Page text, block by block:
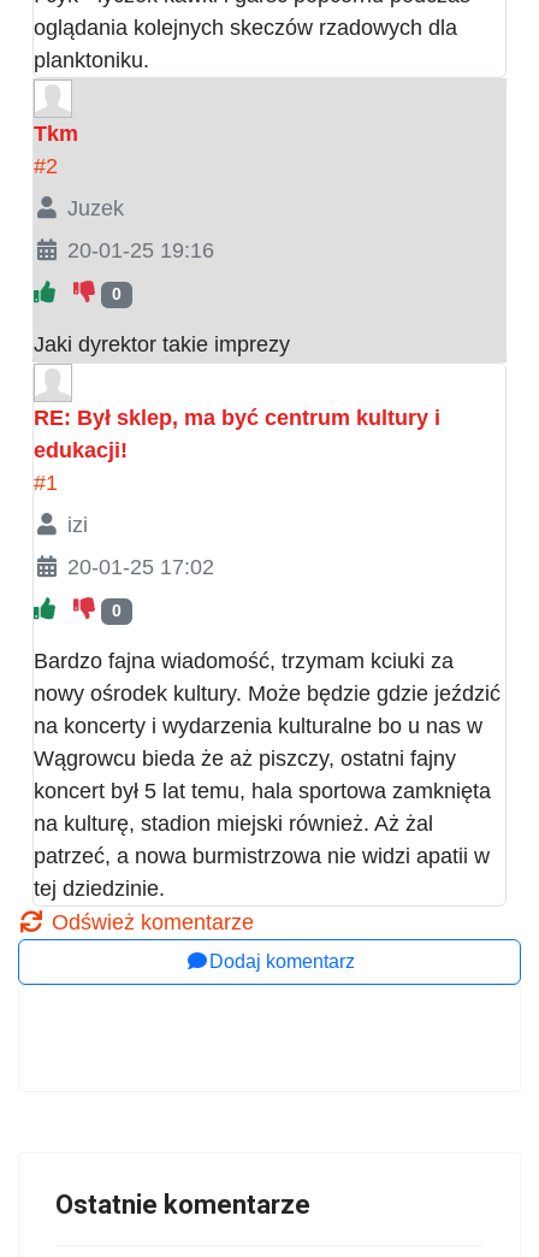
oglądania kolejnych skeczów rzadowych dla
planktoniku.
Tkm
#2
Juzek
20-01-25 19:16
0
Jaki dyrektor takie imprezy
RE: Był sklep, ma być centrum kultury i
edukacji!
#1
izi
20-01-25 17:02
0
Bardzo fajna wiadomość, trzymam kciuki za
nowy ośrodek kultury. Może będzie gdzie jeździć
na koncerty i wydarzenia kulturalne bo u nas w
Wągrowcu bieda że aż piszczy, ostatni fajny
koncert był 5 lat temu, hala sportowa zamknięta
na kulturę, stadion miejski również. Aż żal
patrzeć, a nowa burmistrzowa nie widzi apatii w
tej dziedzinie.
Odśwież komentarze
Dodaj komentarz
Ostatnie komentarze